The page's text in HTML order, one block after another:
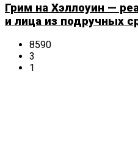
Грим на Хэллоуин —
и лица из подручных
8590
3
1